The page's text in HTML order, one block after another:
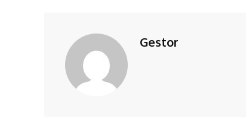
electrónico
Gestor